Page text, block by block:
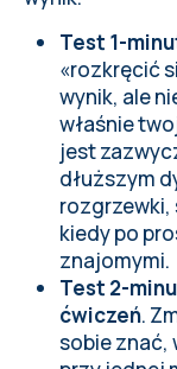
Test 1-
«rozkręcić
wynik, ale
właśnie
jest
dłuższym
rozgrzewki,
kiedy po
znajomymi.
Test 2-
ćwiczeń.
sobie znać,